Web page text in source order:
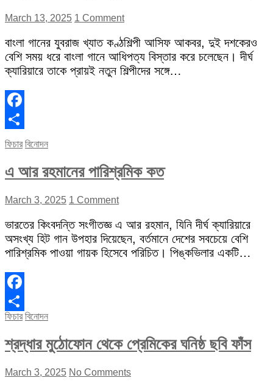
March 13, 2025 1 Comment
বাংলা গানের যুবরাজ খ্যাত কণ্ঠশিল্পী আসিফ আকবর, দুই দশকেরও
বেশি সময় ধরে বাংলা গানে আধিপত্য বিস্তার করে চলেছেন। দীর্ঘ
ক্যারিয়ারে তাকে প্রায়ই নতুন শিল্পীদের সঙ্গে…
Facebook
Share
ফিচার বিনোদন
এ আর রহমানের পারিশ্রমিক কত
March 3, 2025 1 Comment
ভারতের কিংবদন্তি সংগীতজ্ঞ এ আর রহমান, যিনি দীর্ঘ ক্যারিয়ারে
অসংখ্য হিট গান উপহার দিয়েছেন, বর্তমানে দেশের সবচেয়ে বেশি
পারিশ্রমিক পাওয়া গায়ক হিসেবে পরিচিত। পিঙ্কভিলার একটি…
Facebook
Share
ফিচার বিনোদন
শ্রদ্ধার মুঠোফোন থেকে প্রেমিকের ঘনিষ্ঠ ছবি ফাঁস
March 3, 2025 No Comments